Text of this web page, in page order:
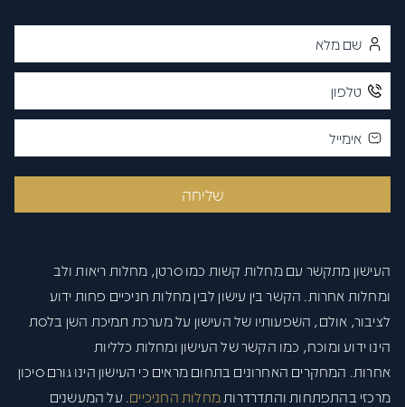
שליחה
העישון מתקשר עם מחלות קשות כמו סרטן, מחלות ריאות ולב
ומחלות אחרות. הקשר בין עישון לבין מחלות חניכיים פחות ידוע
לציבור, אולם, השפעותיו של העישון על מערכת תמיכת השן בלסת
הינו ידוע ומוכח, כמו הקשר של העישון ומחלות כלליות
אחרות. המחקרים האחרונים בתחום מראים כי העישון הינו גורם סיכון
מרכזי בהתפתחות והתדרדרות מחלות החניכיים. על המעשנים